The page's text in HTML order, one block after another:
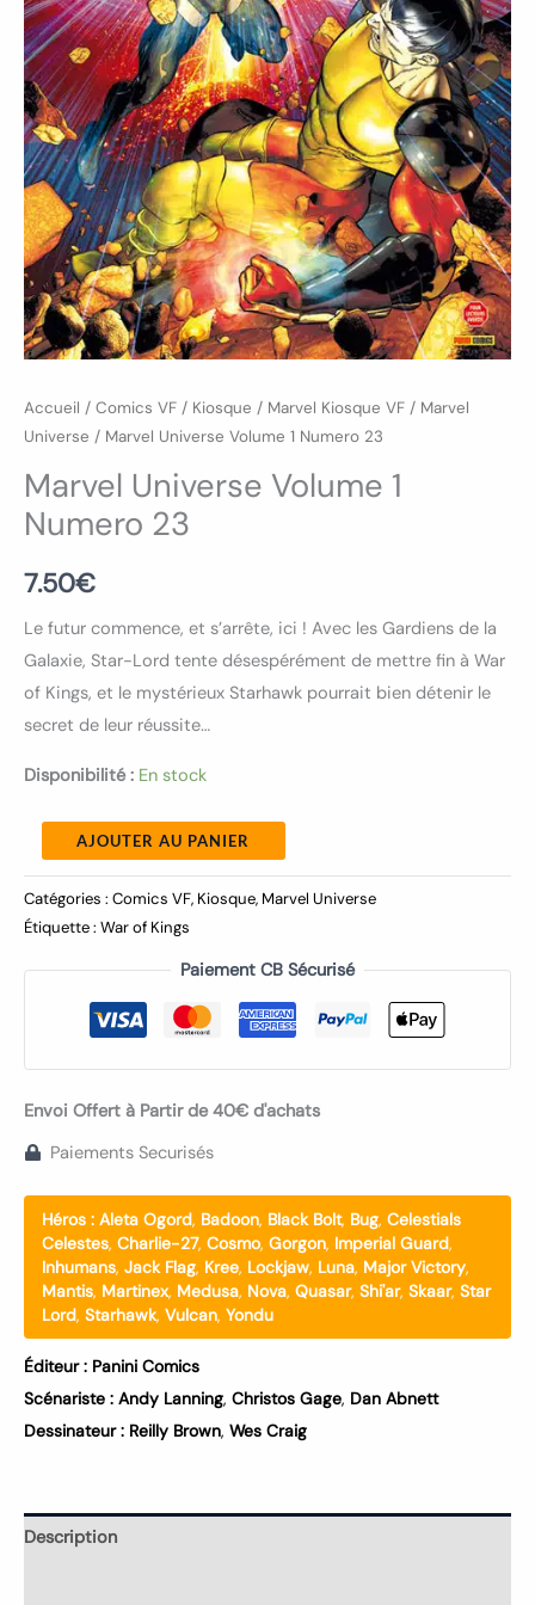
Accueil / Comics VF / Kiosque / Marvel Kiosque VF / Marvel
Universe / Marvel Universe Volume 1 Numero 23
Marvel Universe Volume 1
Numero 23
7.50€
Le futur commence, et s’arrête, ici ! Avec les Gardiens de la
Galaxie, Star-Lord tente désespérément de mettre fin à War
of Kings, et le mystérieux Starhawk pourrait bien détenir le
secret de leur réussite…
Disponibilité : En stock
AJOUTER AU PANIER
Catégories : Comics VF, Kiosque, Marvel Universe
Étiquette : War of Kings
Paiement CB Sécurisé
Envoi Offert à Partir de 40€ d'achats
Paiements Securisés
Héros : Aleta Ogord, Badoon, Black Bolt, Bug, Celestials
Celestes, Charlie-27, Cosmo, Gorgon, Imperial Guard,
Inhumans, Jack Flag, Kree, Lockjaw, Luna, Major Victory,
Mantis, Martinex, Medusa, Nova, Quasar, Shi'ar, Skaar, Star
Lord, Starhawk, Vulcan, Yondu
Éditeur : Panini Comics
Scénariste : Andy Lanning, Christos Gage, Dan Abnett
Dessinateur : Reilly Brown, Wes Craig
Description